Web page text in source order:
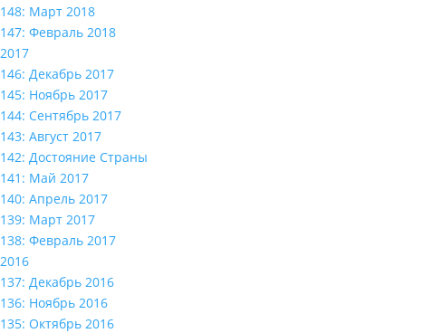
148: Март 2018
147: Февраль 2018
2017
146: Декабрь 2017
145: Ноябрь 2017
144: Сентябрь 2017
143: Август 2017
142: Достояние Страны
141: Май 2017
140: Апрель 2017
139: Март 2017
138: Февраль 2017
2016
137: Декабрь 2016
136: Ноябрь 2016
135: Октябрь 2016